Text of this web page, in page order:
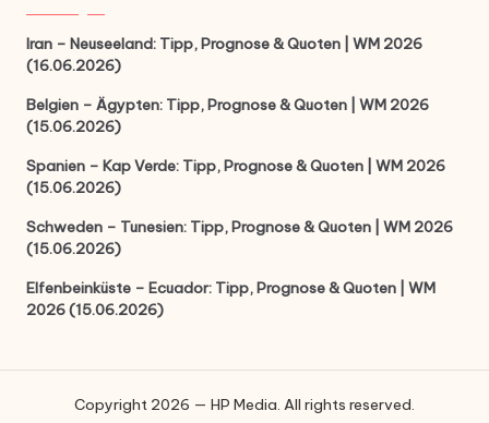
Iran – Neuseeland: Tipp, Prognose & Quoten | WM 2026
(16.06.2026)
Belgien – Ägypten: Tipp, Prognose & Quoten | WM 2026
(15.06.2026)
Spanien – Kap Verde: Tipp, Prognose & Quoten | WM 2026
(15.06.2026)
Schweden – Tunesien: Tipp, Prognose & Quoten | WM 2026
(15.06.2026)
Elfenbeinküste – Ecuador: Tipp, Prognose & Quoten | WM
2026 (15.06.2026)
Copyright 2026 — HP Media. All rights reserved.